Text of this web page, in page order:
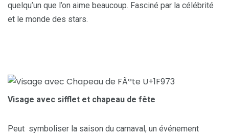
quelqu’un que l’on aime beaucoup. Fasciné par la célébrité
et le monde des stars.
Visage avec sifflet et chapeau de fête
Peut symboliser la saison du carnaval, un événement